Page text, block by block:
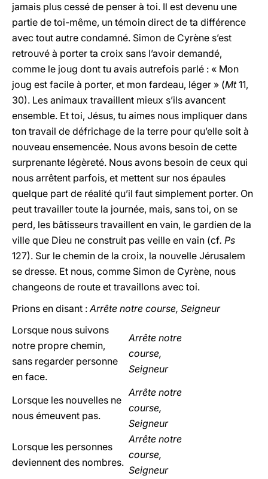
jamais plus cessé de penser à toi. Il est devenu une
partie de toi-même, un témoin direct de ta différence
avec tout autre condamné. Simon de Cyrène s’est
retrouvé à porter ta croix sans l’avoir demandé,
comme le joug dont tu avais autrefois parlé : « Mon
joug est facile à porter, et mon fardeau, léger » (Mt11,
30). Les animaux travaillent mieux s’ils avancent
ensemble. Et toi, Jésus, tu aimes nous impliquer dans
ton travail de défrichage de la terre pour qu’elle soit à
nouveau ensemencée. Nous avons besoin de cette
surprenante légèreté. Nous avons besoin de ceux qui
nous arrêtent parfois, et mettent sur nos épaules
quelque part de réalité qu’il faut simplement porter. On
peut travailler toute la journée, mais, sans toi, on se
perd, les bâtisseurs travaillent en vain, le gardien de la
ville que Dieu ne construit pas veille en vain (cf. Ps
127). Sur le chemin de la croix, la nouvelle Jérusalem
se dresse. Et nous, comme Simon de Cyrène, nous
changeons de route et travaillons avec toi.
Prions en disant :Arrête notre course, Seigneur
Lorsque nous suivons
notre propre chemin,
sans regarder personne
en face.
Arrête notre
course,
Seigneur
Lorsque les nouvelles ne
nous émeuvent pas.
Arrête notre
course,
Seigneur
Lorsque les personnes
deviennent des nombres.
Arrête notre
course,
Seigneur